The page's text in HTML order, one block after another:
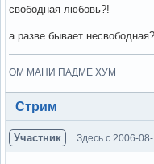
свободная любовь?!
а разве бывает несвободная?
ОМ МАНИ ПАДМЕ ХУМ
Вне форума
Стрим
Участник Здесь с 2006-